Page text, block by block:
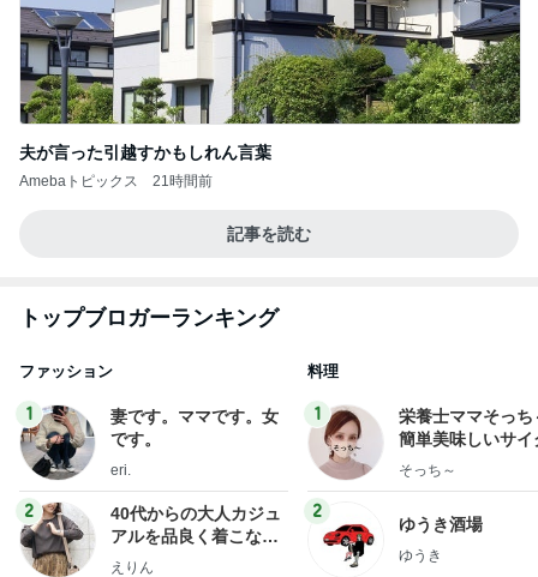
夫が言った引越すかもしれん言葉
Amebaトピックス 21時間前
記事を読む
トップブロガーランキング
ファッション
1
妻です。ママです。女
です。
eri.
2
40代からの大人カジュ
アルを品良く着こなす
ファッションブログ
えりん
料理
1
栄養士ママそっち
簡単美味しいサイ
献立
そっち～
2
ゆうき酒場
ゆうき